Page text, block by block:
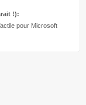
!):
pour Microsoft